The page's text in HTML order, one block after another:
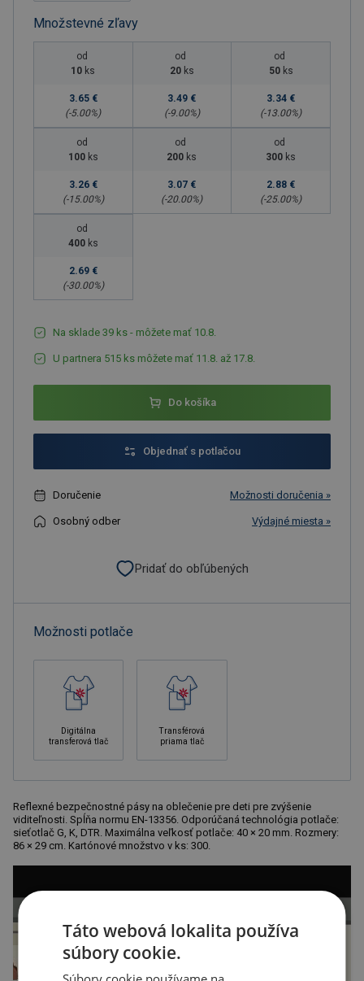
Množstevné zľavy
od
10 ks
3.65 €
(-5.00%)
od
20 ks
3.49 €
(-9.00%)
od
50 ks
3.34 €
(-13.00%)
od
100 ks
3.26 €
(-15.00%)
od
200 ks
3.07 €
(-20.00%)
od
300 ks
2.88 €
(-25.00%)
od
400 ks
2.69 €
(-30.00%)
Na sklade 39 ks - môžete mať 10.8.
U partnera 515 ks môžete mať 11.8. až 17.8.
Do košíka
Objednať s potlačou
Doručenie Možnosti doručenia »
Osobný odber Výdajné miesta »
Pridať do obľúbených
Možnosti potlače
Digitálna
transferová tlač
Transférová
priama tlač
Reflexné bezpečnostné pásy na oblečenie pre deti pre zvýšenie
viditeľnosti. Spĺňa normu EN-13356. Odporúčaná technológia potlače:
sieťotlač G, K, DTR. Maximálna veľkosť potlače: 40 × 20 mm. Rozmery:
86 × 29 cm. Kartónové množstvo v ks: 300.
Táto webová lokalita používa
súbory cookie.